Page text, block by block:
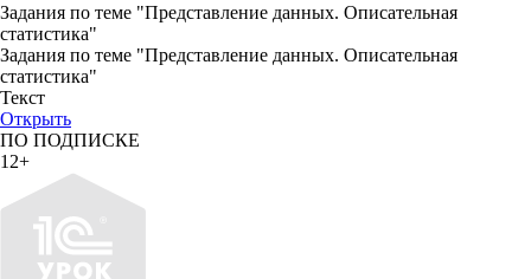
Задания по теме "Представление данных. Описательная
статистика"
Задания по теме "Представление данных. Описательная
статистика"
Текст
Открыть
ПО ПОДПИСКЕ
12+